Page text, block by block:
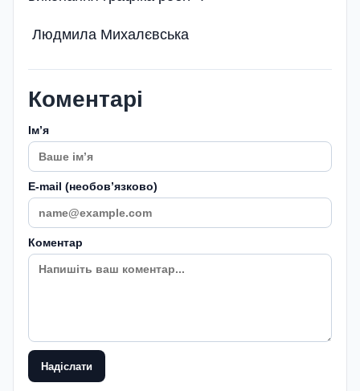
Людмила Михалєвська
Коментарі
Імʼя
E-mail (необовʼязково)
Коментар
Надіслати